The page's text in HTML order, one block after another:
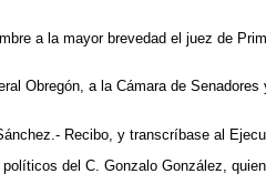
a la mayor brevedad el juez de
Obregón, a la Cámara de
Recibo, y transcríbase al
del C. Gonzalo González,